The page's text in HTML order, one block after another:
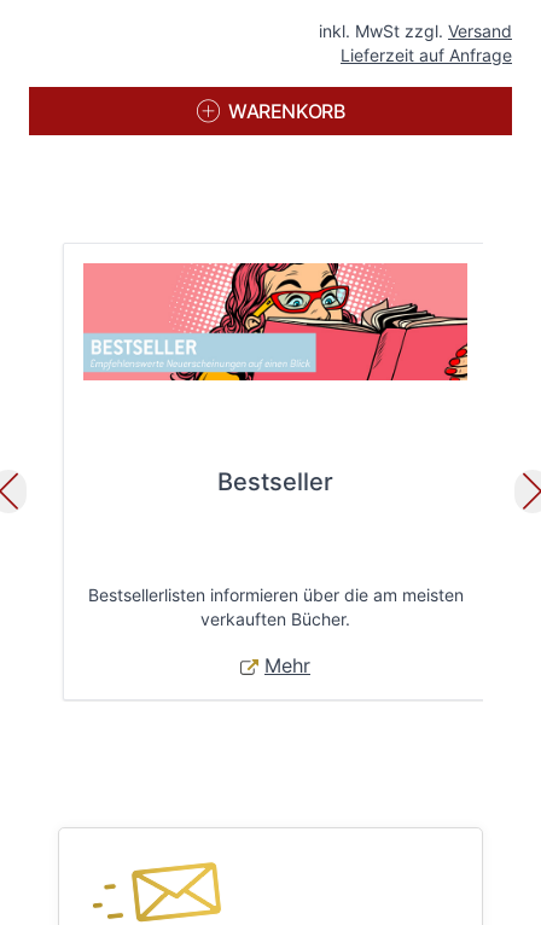
inkl. MwSt zzgl. Versand
Lieferzeit auf Anfrage
WARENKORB
Bestseller
Bestsellerlisten informieren über die am meisten
verkauften Bücher.
Mehr